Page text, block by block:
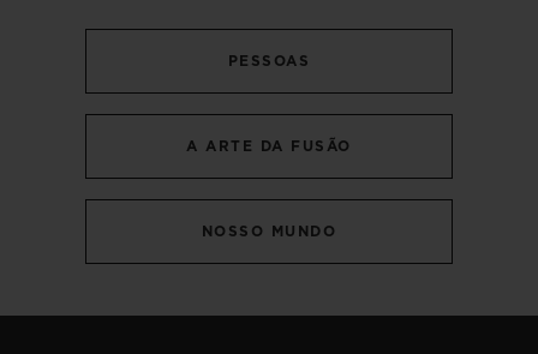
PESSOAS
A ARTE DA FUSÃO
NOSSO MUNDO